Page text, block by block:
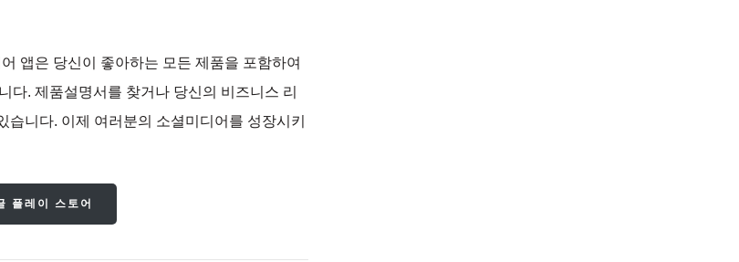
앱은 당신이 좋아하는 모든 제품을 포함하여
다. 제품설명서를 찾거나 당신의 비즈니스 리
니다. 이제 여러분의 소셜미디어를 성장시키
플레이 스토어